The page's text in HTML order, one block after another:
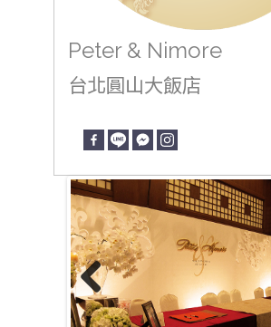
Peter & Nimore
台北圓山大飯店
Previous